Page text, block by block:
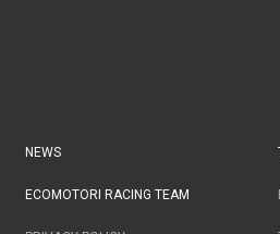
NEWS
ECOMOTORI RACING TEAM